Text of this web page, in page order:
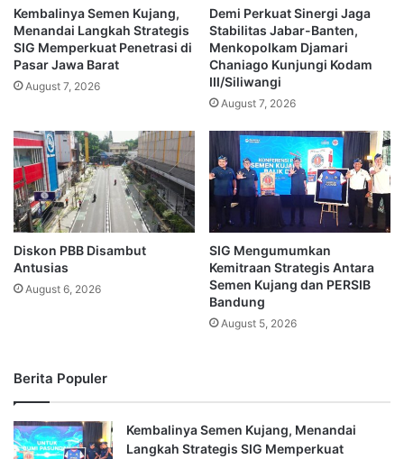
Kembalinya Semen Kujang,
Menandai Langkah Strategis
SIG Memperkuat Penetrasi di
Pasar Jawa Barat
August 7, 2026
Demi Perkuat Sinergi Jaga
Stabilitas Jabar-Banten,
Menkopolkam Djamari
Chaniago Kunjungi Kodam
III/Siliwangi
August 7, 2026
Diskon PBB Disambut
Antusias
August 6, 2026
SIG Mengumumkan
Kemitraan Strategis Antara
Semen Kujang dan PERSIB
Bandung
August 5, 2026
Berita Populer
Kembalinya Semen Kujang, Menandai
Langkah Strategis SIG Memperkuat